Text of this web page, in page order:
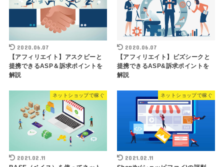
2020.06.07
【アフィリエイト】アスクビーと
提携できるASP＆訴求ポイントを
解説
2020.06.07
【アフィリエイト】ビズシークと
提携できるASP&訴求ポイントを
解説
ネットショップで稼ぐ
2021.02.11
ネットショップで稼ぐ
2021.02.11